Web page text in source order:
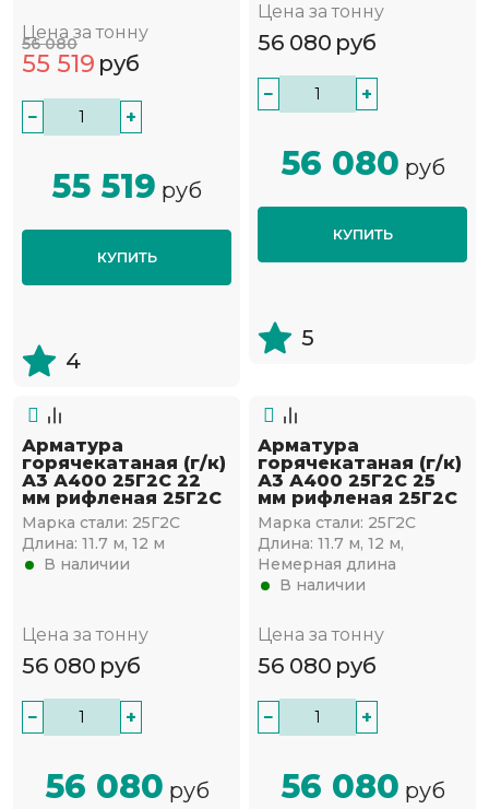
Цена за тонну
56 080
55 519 руб
− +
55 519 руб
КУПИТЬ
4
Цена за тонну
56 080 руб
− +
56 080 руб
КУПИТЬ
5
Арматура
горячекатаная (г/к)
А3 А400 25Г2С 22
мм рифленая 25Г2С
Марка стали: 25Г2С
Длина: 11.7 м, 12 м
В наличии
Цена за тонну
56 080 руб
− +
56 080 руб
Арматура
горячекатаная (г/к)
А3 А400 25Г2С 25
мм рифленая 25Г2С
Марка стали: 25Г2С
Длина: 11.7 м, 12 м,
Немерная длина
В наличии
Цена за тонну
56 080 руб
− +
56 080 руб